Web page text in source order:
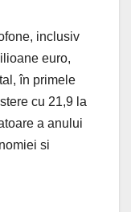
inclusiv
euro,
în primele
cu 21,9 la
a anului
si